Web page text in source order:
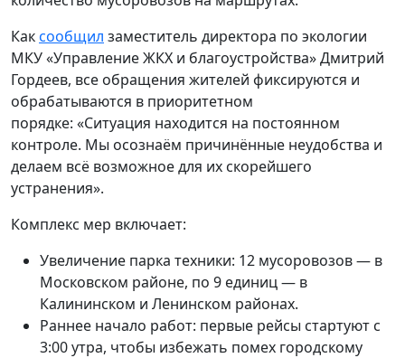
Каксообщил заместитель директора по экологии
МКУ «Управление ЖКХ и благоустройства» Дмитрий
Гордеев, все обращения жителей фиксируются и
обрабатываются в приоритетном
порядке: «Ситуация находится на постоянном
контроле. Мы осознаём причинённые неудобства и
делаем всё возможное для их скорейшего
устранения».
Комплекс мер включает:
Увеличение парка техники: 12 мусоровозов — в
Московском районе, по 9 единиц — в
Калининском и Ленинском районах.
Раннее начало работ: первые рейсы стартуют с
3:00 утра, чтобы избежать помех городскому